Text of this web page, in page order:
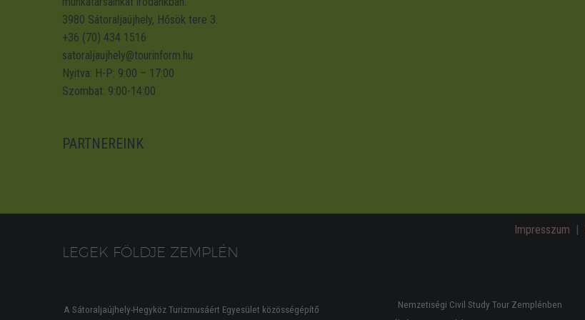
3980 Sátoraljaújhely, Hősök tere 3.
+36 (70) 434 1516
satoraljaujhely@tourinform.hu
Nyitva: H-P: 9:00 – 17:00
Szombat: 9:00-14:00
PARTNEREINK
Impresszum |
LEGEK FÖLDJE ZEMPLÉN
A Sátoraljaújhely-Hegyköz Turizmusáért Egyesület közösségépítő
Nemzetiségi Civil Study Tour Zemplénben